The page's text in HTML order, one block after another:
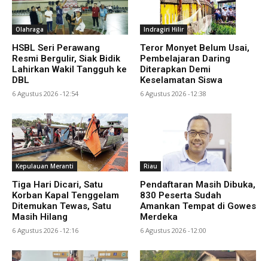
Olahraga
HSBL Seri Perawang
Resmi Bergulir, Siak Bidik
Lahirkan Wakil Tangguh ke
DBL
6 Agustus 2026 -12:54
Indragiri Hilir
Teror Monyet Belum Usai,
Pembelajaran Daring
Diterapkan Demi
Keselamatan Siswa
6 Agustus 2026 -12:38
Kepulauan Meranti
Tiga Hari Dicari, Satu
Korban Kapal Tenggelam
Ditemukan Tewas, Satu
Masih Hilang
6 Agustus 2026 -12:16
Riau
Pendaftaran Masih Dibuka,
830 Peserta Sudah
Amankan Tempat di Gowes
Merdeka
6 Agustus 2026 -12:00